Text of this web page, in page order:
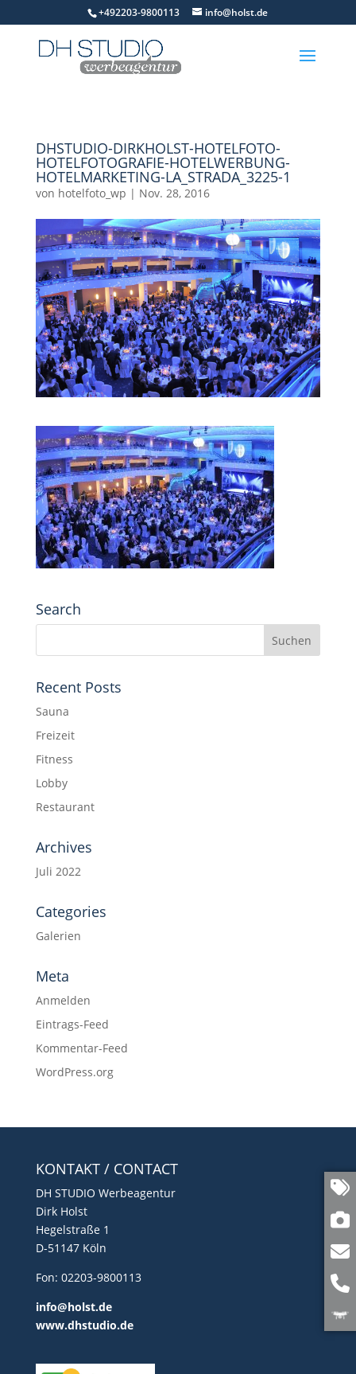
+492203-9800113 info@holst.de
DHSTUDIO-DIRKHOLST-HOTELFOTO-
HOTELFOTOGRAFIE-HOTELWERBUNG-
HOTELMARKETING-LA_STRADA_3225-1
von hotelfoto_wp | Nov. 28, 2016
Search
Recent Posts
Sauna
Freizeit
Fitness
Lobby
Restaurant
Archives
Juli 2022
Categories
Galerien
Meta
Anmelden
Eintrags-Feed
Kommentar-Feed
WordPress.org
KONTAKT / CONTACT
DH STUDIO Werbeagentur
Dirk Holst
Hegelstraße 1
D-51147 Köln
Fon: 02203-9800113
info@holst.de
www.dhstudio.de